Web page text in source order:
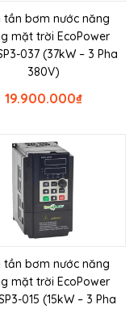
tần bơm nước năng
mặt trời EcoPower
037 (37kW – 3 Pha
380V)
₫
19.900.000
tần bơm nước năng
mặt trời EcoPower
015 (15kW – 3 Pha